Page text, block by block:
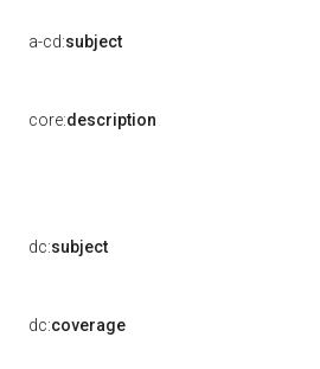
a-cd:subject
core:description
dc:subject
dc:coverage